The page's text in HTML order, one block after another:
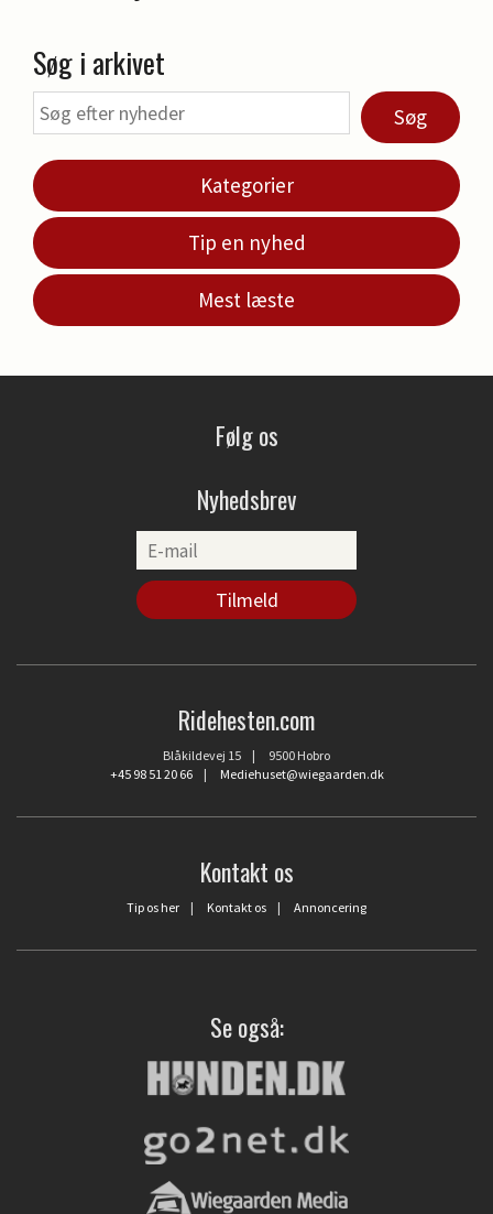
Søg i arkivet
Søg
Kategorier
Tip en nyhed
Mest læste
Følg os
Nyhedsbrev
Ridehesten.com
Blåkildevej 15 | 9500 Hobro
+45 98 51 20 66| Mediehuset@wiegaarden.dk
Kontakt os
Tip os her | Kontakt os | Annoncering
Se også: